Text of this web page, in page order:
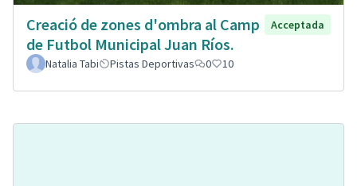
Creació de zones d'ombra al Camp
de Futbol Municipal Juan Ríos.
Acceptada
Natalia Tabi Pistas Deportivas 0 10